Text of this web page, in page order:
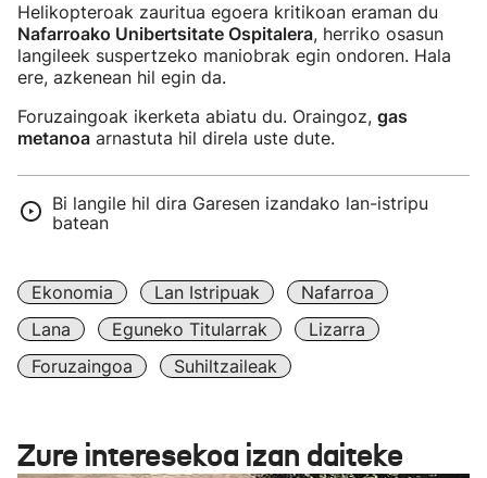
Helikopteroak zauritua egoera kritikoan eraman du
Nafarroako Unibertsitate Ospitalera, herriko osasun
langileek suspertzeko maniobrak egin ondoren. Hala
ere, azkenean hil egin da.
Foruzaingoak ikerketa abiatu du. Oraingoz, gas
metanoa arnastuta hil direla uste dute.
Bi langile hil dira Garesen izandako lan-istripu
batean
Ekonomia Lan Istripuak
Nafarroa
Lana
Eguneko Titularrak
Lizarra
Foruzaingoa
Suhiltzaileak
Zure interesekoa izan daiteke